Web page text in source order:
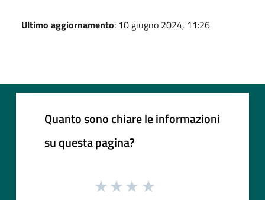
Ultimo aggiornamento: 10 giugno 2024, 11:26
Quanto sono chiare le informazioni
su questa pagina?